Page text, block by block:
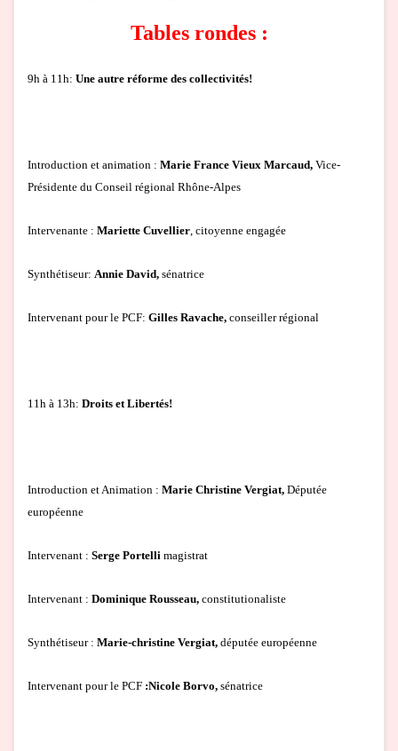
Tables rondes :
9h à 11h: Une autre réforme des collectivités!
Introduction et animation : Marie France Vieux Marcaud, Vice-
Présidente du Conseil régional Rhône-Alpes
Intervenante : Mariette Cuvellier , citoyenne engagée
Synthétiseur: Annie David, sénatrice
Intervenant pour le PCF: Gilles Ravache, conseiller régional
11h à 13h: Droits et Libertés!
Introduction et Animation : Marie Christine Vergiat, Députée
européenne
Intervenant : Serge Portelli magistrat
Intervenant : Dominique Rousseau, constitutionaliste
Synthétiseur : Marie-christine Vergiat, députée européenne
Intervenant pour le PCF :Nicole Borvo, sénatrice